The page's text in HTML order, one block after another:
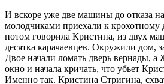
И вскоре уже две машины до отказа
молодчиками приехали к
потом говорила Кристина, из двух
десятка карачаевцев. Окружили дом,
Двое начали ломать дверь вернады, а
окно и начала кричать, что убьет
Именно так. Кристина Стригина,